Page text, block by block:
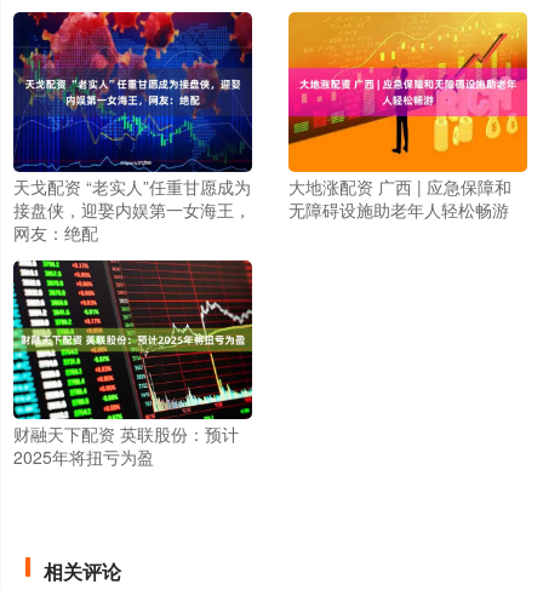
天戈配资 “老实人”任重甘愿成为
接盘侠，迎娶内娱第一女海王，
网友：绝配
大地涨配资 广西 | 应急保障和
无障碍设施助老年人轻松畅游
财融天下配资 英联股份：预计
2025年将扭亏为盈
相关评论